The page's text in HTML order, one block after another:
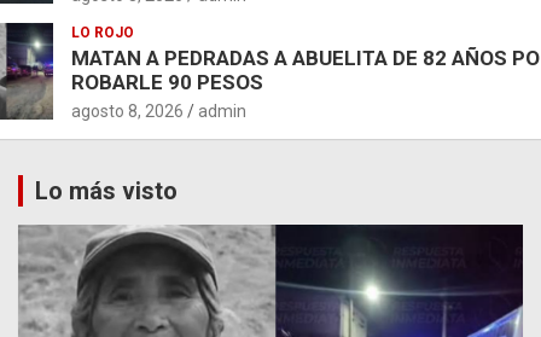
LO ROJO
MATAN A PEDRADAS A ABUELITA DE 82 AÑOS
ROBARLE 90 PESOS
agosto 8, 2026 admin
Lo más visto